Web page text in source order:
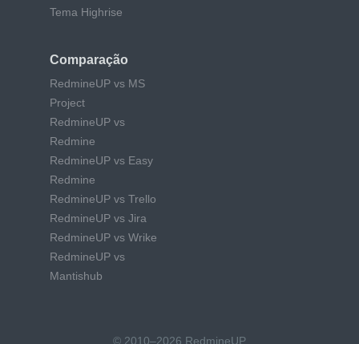
Tema Highrise
Comparação
RedmineUP vs MS
Project
RedmineUP vs
Redmine
RedmineUP vs Easy
Redmine
RedmineUP vs Trello
RedmineUP vs Jira
RedmineUP vs Wrike
RedmineUP vs
Mantishub
© 2010–2026 RedmineUP